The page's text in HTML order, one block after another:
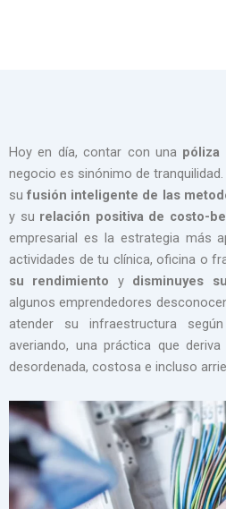
Hoy en día, contar con una póliza
negocio es sinónimo de
sufusión inteligente de las
y su relación positiva de costo-
empresarial es la estrategia más
actividades de tu clínica, oficina o
su rendimiento y disminuyes
algunos emprendedores
atender su infraestructura
averiando, una práctica que
desordenada, costosa e incluso